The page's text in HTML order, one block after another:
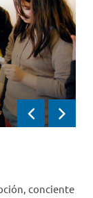
PreviousNext
conciente